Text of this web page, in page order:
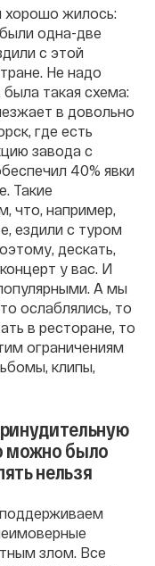
хорошо жилось:
одна-две
с этой
Не надо
такая схема:
в довольно
где есть
завода с
40% явки
Такие
что, например,
ездили с туром
дескать,
у вас. И
А мы
ослаблялись, то
в ресторане, то
ограничениям
клипы,
можно было
нельзя
злом. Все